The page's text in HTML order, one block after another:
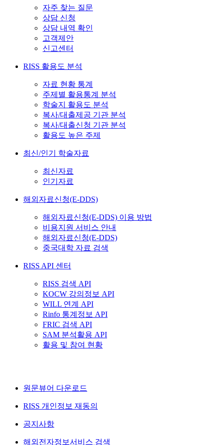
자주 찾는 질문
상담 신청
상담 내역 확인
고객제안
신고센터
RISS 활용도 분석
자료 현황 통계
주제별 활용통계 분석
학술지 활용도 분석
복사/대출제공 기관 분석
복사/대출신청 기관 분석
활용도 높은 주제
최신/인기 학술자료
최신자료
인기자료
해외자료신청(E-DDS)
해외자료신청(E-DDS) 이용 방법
비용지원 서비스 안내
해외자료신청(E-DDS)
중국대학 자료 검색
RISS API 센터
RISS 검색 API
KOCW 강의정보 API
WILL 연계 API
Rinfo 통계정보 API
FRIC 검색 API
SAM 분석활용 API
활용 및 참여 현황
원문뷰어 다운로드
RISS 개인정보 재동의
공지사항
해외전자정보서비스 검색